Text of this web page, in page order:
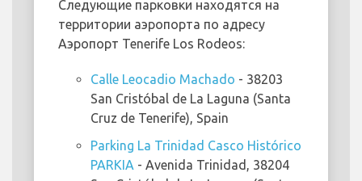
Следующие парковки находятся на
территории аэропорта по адресу
Аэропорт Tenerife Los Rodeos:
Calle Leocadio Machado - 38203
San Cristóbal de La Laguna (Santa
Cruz de Tenerife), Spain
Parking La Trinidad Casco Histórico
PARKIA - Avenida Trinidad, 38204